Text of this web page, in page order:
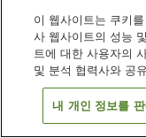
암반욕
연회장
일본 가나가와 /
유가와라 온천 후키야
이 웹사이트는 쿠키
사 웹사이트의 성능
트에 대한 사용자의
및 분석 협력사와 공
내 개인 정보를